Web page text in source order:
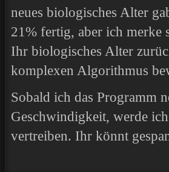
neues biologisches Alter
21% fertig, aber ich merke
Ihr biologisches Alter
komplexen Algorithmus
Sobald ich das Programm
Geschwindigkeit, werde
vertreiben. Ihr könnt